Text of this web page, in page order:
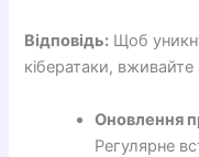
Відповідь: Щоб
кібератаки, вживайте
Оновлення
Регулярне